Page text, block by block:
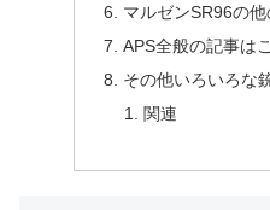
マルゼンSR96の
APS全般の記事は
その他いろいろな
関連